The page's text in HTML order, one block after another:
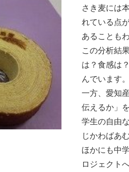
さき麦には
れている点
あることも
この分析結
は？食感は
んでいます。
一方、愛知
伝えるか」
学生の自由
じかわばあ
ほかにも中
ロジェクト